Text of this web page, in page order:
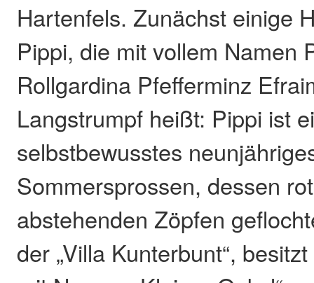
Hartenfels. Zunächst einige
Pippi, die mit vollem Namen
Rollgardina Pfefferminz
Langstrumpf heißt: Pippi ist
selbstbewusstes
Sommersprossen, dessen
abstehenden Zöpfen
der „Villa Kunterbunt“,